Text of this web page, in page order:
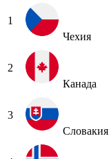
1
Чехия
2
Канада
3
Словакия